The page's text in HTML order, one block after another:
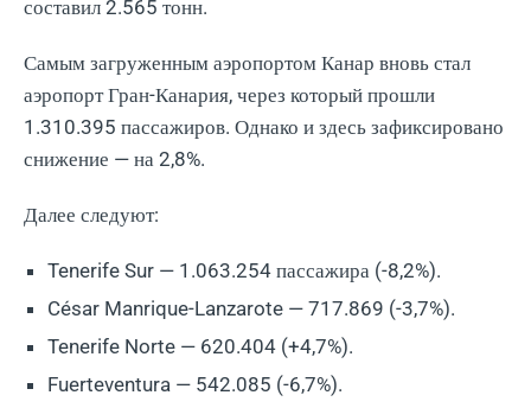
составил 2.565 тонн.
Самым загруженным аэропортом Канар вновь стал
аэропорт Гран-Канария, через который прошли
1.310.395 пассажиров. Однако и здесь зафиксировано
снижение — на 2,8%.
Далее следуют:
Tenerife Sur — 1.063.254 пассажира (-8,2%).
César Manrique-Lanzarote — 717.869 (-3,7%).
Tenerife Norte — 620.404 (+4,7%).
Fuerteventura — 542.085 (-6,7%).